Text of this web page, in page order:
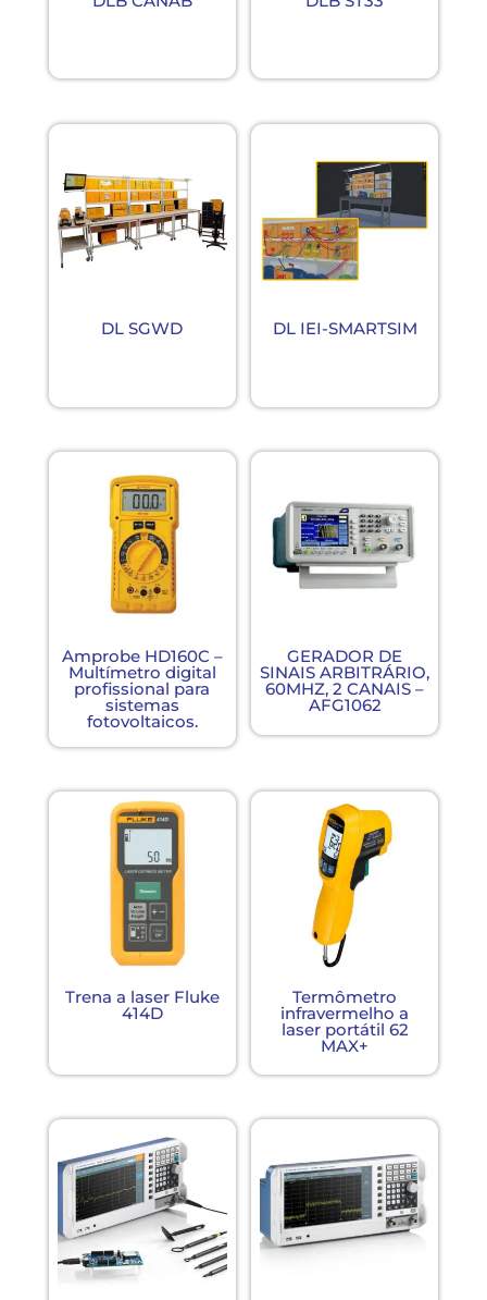
DL SGWD DL IEI-SMARTSIM
Amprobe HD160C –
Multímetro digital
profissional para
sistemas
fotovoltaicos.
GERADOR DE
SINAIS ARBITRÁRIO,
60MHZ, 2 CANAIS –
AFG1062
Trena a laser Fluke
414D
Termômetro
infravermelho a
laser portátil 62
MAX+